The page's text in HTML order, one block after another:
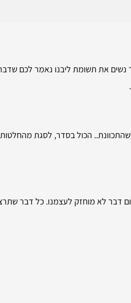
נשים את תשומת ליבנו נאמר לכם
הכול בסדר, לסגת מהחלטות
דבר לא מוחזק לעצמנו. כל דבר